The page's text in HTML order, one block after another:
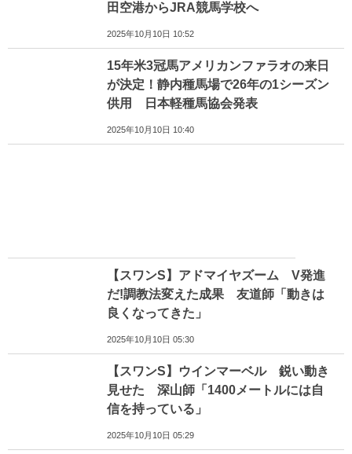
田空港からJRA競馬学校へ
2025年10月10日 10:52
15年米3冠馬アメリカンファラオの来日
が決定！静内種馬場で26年の1シーズン
供用 日本軽種馬協会発表
2025年10月10日 10:40
【スワンS】アドマイヤズーム V発進
だ!調教法変えた成果 友道師「動きは
良くなってきた」
2025年10月10日 05:30
【スワンS】ウインマーベル 鋭い動き
見せた 深山師「1400メートルには自
信を持っている」
2025年10月10日 05:29